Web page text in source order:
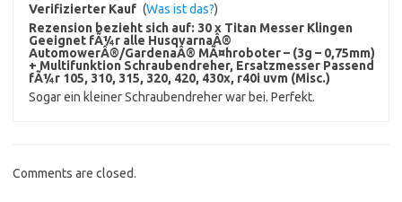
Verifizierter Kauf (Was ist das?)
Rezension bezieht sich auf: 30 x Titan Messer Klingen
Geeignet fÃ¼r alle HusqvarnaÂ®
AutomowerÂ®/GardenaÂ® MÃ¤hroboter – (3g – 0,75mm)
+ Multifunktion Schraubendreher, Ersatzmesser Passend
fÃ¼r 105, 310, 315, 320, 420, 430x, r40i uvm (Misc.)
Sogar ein kleiner Schraubendreher war bei. Perfekt.
Comments are closed.